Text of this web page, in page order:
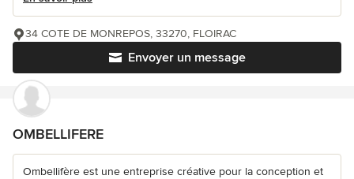
Envoyer un message
34 COTE DE MONREPOS, 33270, FLOIRAC
OMBELLIFERE
Ombellifère est une entreprise créative pour la conception et